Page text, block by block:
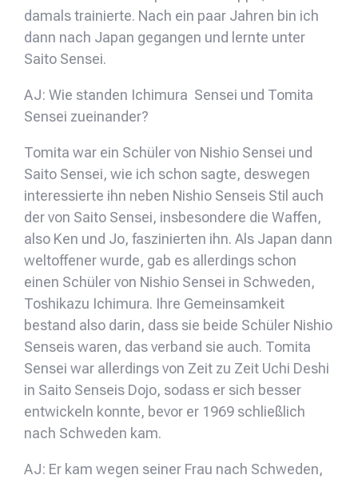
damals trainierte. Nach ein paar Jahren bin ich
dann nach Japan gegangen und lernte unter
Saito Sensei.
AJ: Wie standen Ichimura Sensei und Tomita
Sensei zueinander?
Tomita war ein Schüler von Nishio Sensei und
Saito Sensei, wie ich schon sagte, deswegen
interessierte ihn neben Nishio Senseis Stil auch
der von Saito Sensei, insbesondere die Waffen,
also Ken und Jo, faszinierten ihn. Als Japan dann
weltoffener wurde, gab es allerdings schon
einen Schüler von Nishio Sensei in Schweden,
Toshikazu Ichimura. Ihre Gemeinsamkeit
bestand also darin, dass sie beide Schüler Nishio
Senseis waren, das verband sie auch. Tomita
Sensei war allerdings von Zeit zu Zeit Uchi Deshi
in Saito Senseis Dojo, sodass er sich besser
entwickeln konnte, bevor er 1969 schließlich
nach Schweden kam.
AJ: Er kam wegen seiner Frau nach Schweden,